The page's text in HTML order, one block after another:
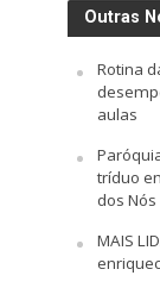
Outras
Rotina
aulas
tríduo
dos Nós
MAIS